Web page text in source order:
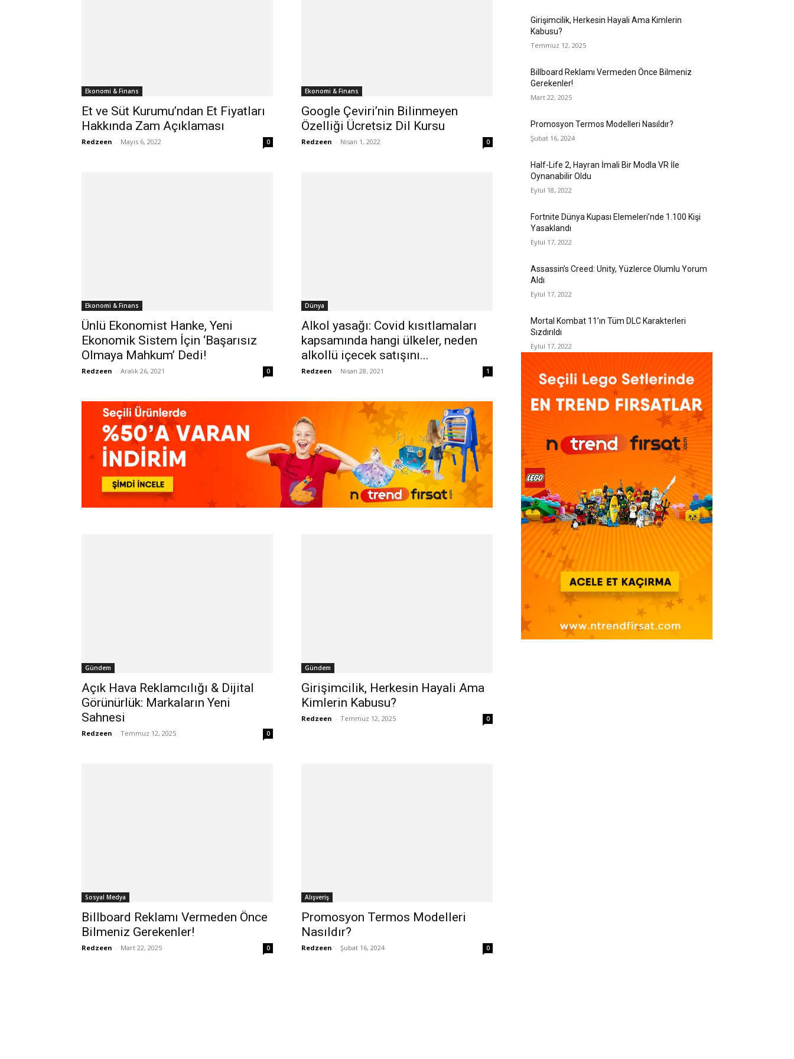
Ekonomi & Finans
Et ve Süt Kurumu’ndan Et Fiyatları
Hakkında Zam Açıklaması
Redzeen - Mayıs 6, 2022 0
Ekonomi & Finans
Google Çeviri’nin Bilinmeyen
Özelliği Ücretsiz Dil Kursu
Redzeen - Nisan 1, 2022 0
Ekonomi & Finans
Ünlü Ekonomist Hanke, Yeni
Ekonomik Sistem İçin ‘Başarısız
Olmaya Mahkum’ Dedi!
Redzeen - Aralık 26, 2021 0
Dünya
Alkol yasağı: Covid kısıtlamaları
kapsamında hangi ülkeler, neden
alkollü içecek satışını...
Redzeen - Nisan 28, 2021 1
Gündem
Açık Hava Reklamcılığı & Dijital
Görünürlük: Markaların Yeni
Sahnesi
Redzeen - Temmuz 12, 2025 0
Gündem
Girişimcilik, Herkesin Hayali Ama
Kimlerin Kabusu?
Redzeen - Temmuz 12, 2025 0
Sosyal Medya
Billboard Reklamı Vermeden Önce
Bilmeniz Gerekenler!
Redzeen - Mart 22, 2025 0
Alışveriş
Promosyon Termos Modelleri
Nasıldır?
Redzeen - Şubat 16, 2024 0
Girişimcilik, Herkesin Hayali Ama Kimlerin
Kabusu?
Temmuz 12, 2025
Billboard Reklamı Vermeden Önce Bilmeniz
Gerekenler!
Mart 22, 2025
Promosyon Termos Modelleri Nasıldır?
Şubat 16, 2024
Half-Life 2, Hayran İmali Bir Modla VR İle
Oynanabilir Oldu
Eylül 18, 2022
Fortnite Dünya Kupası Elemeleri’nde 1.100 Kişi
Yasaklandı
Eylül 17, 2022
Assassin’s Creed: Unity, Yüzlerce Olumlu Yorum
Aldı
Eylül 17, 2022
Mortal Kombat 11’ın Tüm DLC Karakterleri
Sızdırıldı
Eylül 17, 2022